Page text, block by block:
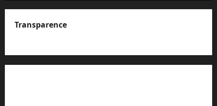
Transparence